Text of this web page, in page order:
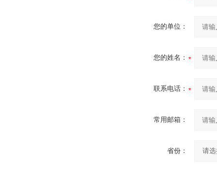
您的单位：
您的姓名：
联系电话：
常用邮箱：
省份：